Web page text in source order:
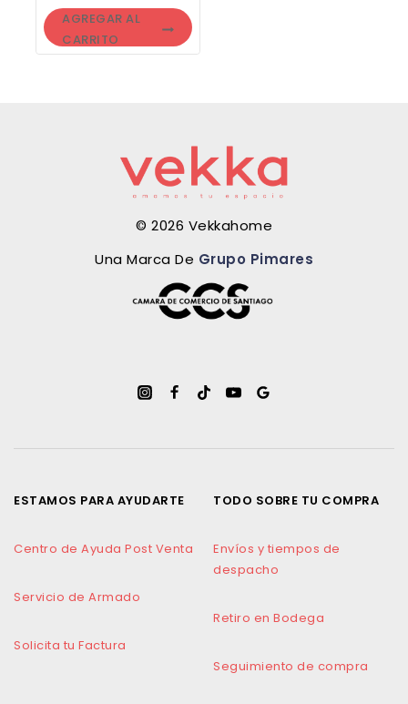
AGREGAR AL
CARRITO
© 2026 Vekkahome
Una Marca De Grupo Pimares
ESTAMOS PARA AYUDARTE
Centro de Ayuda Post Venta
Servicio de Armado
Solicita tu Factura
TODO SOBRE TU COMPRA
Envíos y tiempos de
despacho
Retiro en Bodega
Seguimiento de compra